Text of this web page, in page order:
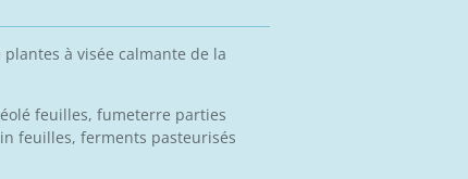
à visée calmante de la
feuilles, fumeterre parties
feuilles, ferments pasteurisés